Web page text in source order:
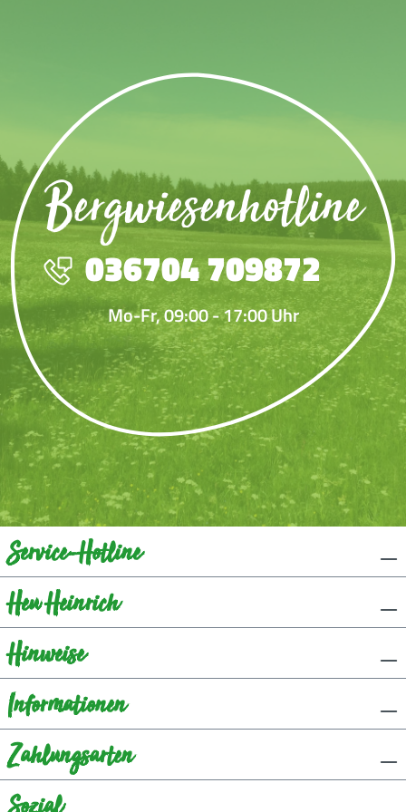
Bergwiesenhotline
036704 709872
Mo-Fr, 09:00 - 17:00 Uhr
Service-Hotline
Heu Heinrich
Hinweise
Informationen
Zahlungsarten